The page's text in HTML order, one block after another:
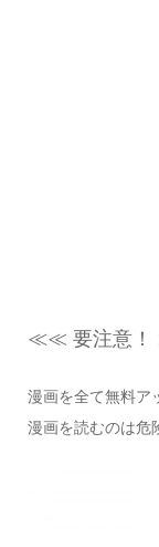
≪≪ 要注意
漫画を全て無料ア
漫画を読むのは危